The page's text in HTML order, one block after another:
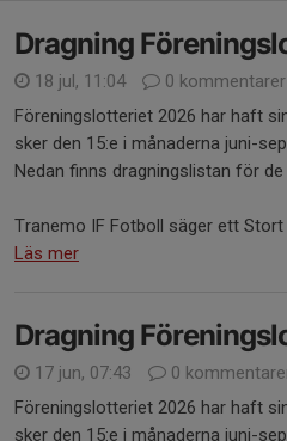
Dragning
18 jul, 11:04
0 kommentarer
Föreningslotteriet 2026 har haft
sker den 15:e i månaderna juni-
Nedan finns dragningslistan för
Tranemo IF Fotboll säger ett Stort
Läs mer
Dragning
17 jun, 07:43
0
Föreningslotteriet 2026 har haft
sker den 15:e i månaderna juni-